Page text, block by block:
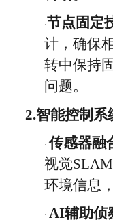
·节点固定
计，确保
转中保持
问题。
2.智能控制系
·传感器融
视觉
环境信息
· AI辅助侦